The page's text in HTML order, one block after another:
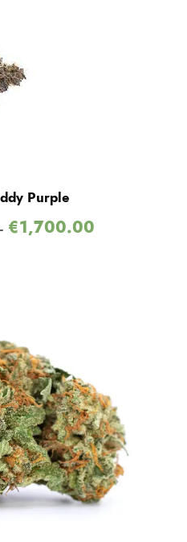
Purple
€1,700.00